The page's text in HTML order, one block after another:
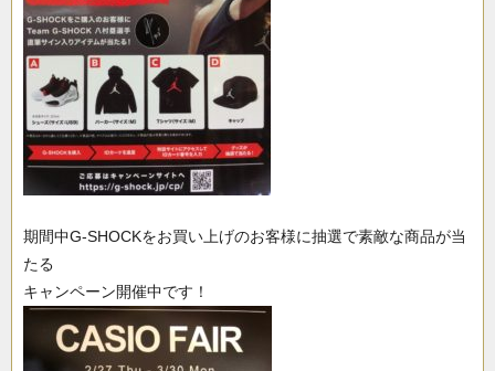
期間中G-SHOCKをお買い上げのお客様に抽選で素敵な商品が当
たる
キャンペーン開催中です！